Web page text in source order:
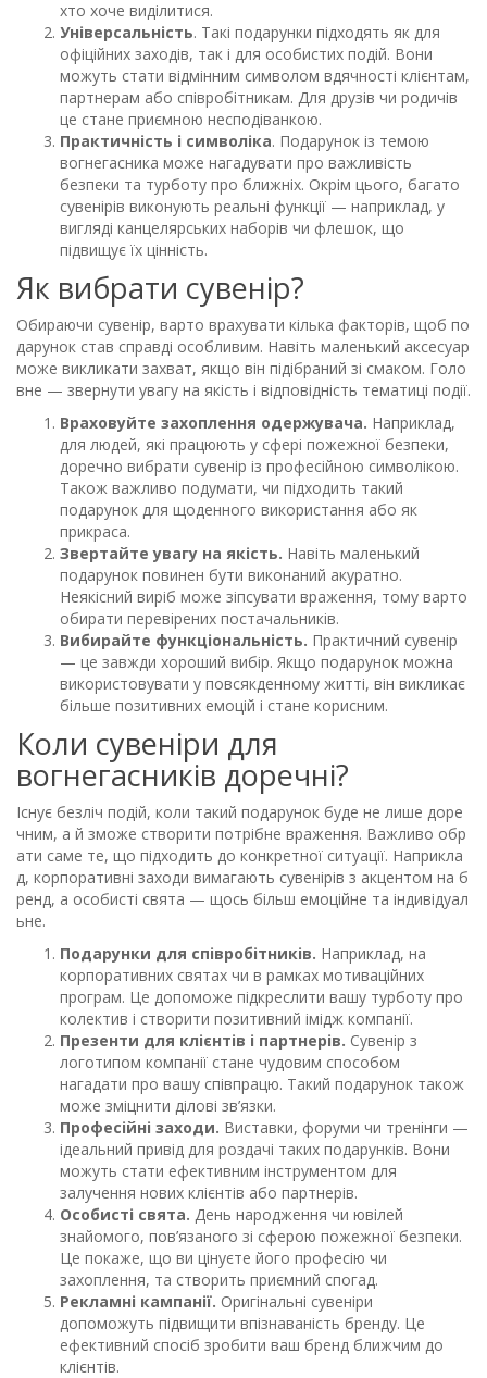
хто хоче виділитися.
Універсальність. Такі подарунки підходять як для
офіційних заходів, так і для особистих подій. Вони
можуть стати відмінним символом вдячності клієнтам,
партнерам або співробітникам. Для друзів чи родичів
це стане приємною несподіванкою.
Практичність і символіка. Подарунок із темою
вогнегасника може нагадувати про важливість
безпеки та турботу про ближніх. Окрім цього, багато
сувенірів виконують реальні функції — наприклад, у
вигляді канцелярських наборів чи флешок, що
підвищує їх цінність.
Як вибрати сувенір?
Обираючи сувенір, варто врахувати кілька факторів, щоб по
дарунок став справді особливим. Навіть маленький аксесуар
може викликати захват, якщо він підібраний зі смаком. Голо
вне — звернути увагу на якість і відповідність тематиці події.
Враховуйте захоплення одержувача. Наприклад,
для людей, які працюють у сфері пожежної безпеки,
доречно вибрати сувенір із професійною символікою.
Також важливо подумати, чи підходить такий
подарунок для щоденного використання або як
прикраса.
Звертайте увагу на якість. Навіть маленький
подарунок повинен бути виконаний акуратно.
Неякісний виріб може зіпсувати враження, тому варто
обирати перевірених постачальників.
Вибирайте функціональність. Практичний сувенір
— це завжди хороший вибір. Якщо подарунок можна
використовувати у повсякденному житті, він викликає
більше позитивних емоцій і стане корисним.
Коли сувеніри для
вогнегасників доречні?
Існує безліч подій, коли такий подарунок буде не лише доре
чним, а й зможе створити потрібне враження. Важливо обр
ати саме те, що підходить до конкретної ситуації. Наприкла
д, корпоративні заходи вимагають сувенірів з акцентом на б
ренд, а особисті свята — щось більш емоційне та індивідуал
ьне.
Подарунки для співробітників. Наприклад, на
корпоративних святах чи в рамках мотиваційних
програм. Це допоможе підкреслити вашу турботу про
колектив і створити позитивний імідж компанії.
Презенти для клієнтів і партнерів. Сувенір з
логотипом компанії стане чудовим способом
нагадати про вашу співпрацю. Такий подарунок також
може зміцнити ділові зв’язки.
Професійні заходи. Виставки, форуми чи тренінги —
ідеальний привід для роздачі таких подарунків. Вони
можуть стати ефективним інструментом для
залучення нових клієнтів або партнерів.
Особисті свята. День народження чи ювілей
знайомого, пов’язаного зі сферою пожежної безпеки.
Це покаже, що ви цінуєте його професію чи
захоплення, та створить приємний спогад.
Рекламні кампанії. Оригінальні сувеніри
допоможуть підвищити впізнаваність бренду. Це
ефективний спосіб зробити ваш бренд ближчим до
клієнтів.